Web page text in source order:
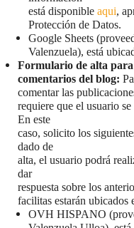
está disponible aqui,
Protección de Datos.
Google Sheets
Valenzuela), está
Formulario de alta para
comentarios del blog:
comentar las
requiere que el usuario
En este
caso, solicito los
dado de
alta, el usuario podrá
dar
respuesta sobre los
facilitas estarán ubicados
OVH HISPANO